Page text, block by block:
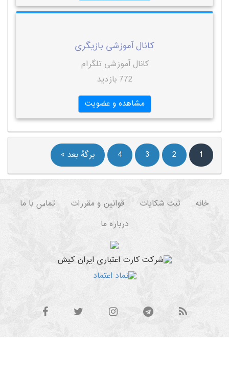
کانال آموزشی بازیگری
کانال آموزشی تلگرام
772 بازدید
مشاهده و عضویت
1
2
3
4 برگهٔ بعد »
خانه ثبت شکایات قوانین و مقررات
تماس با ما
درباره ما